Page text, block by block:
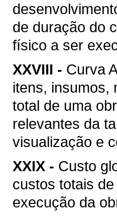
de duração do
físico a ser
XXVIII - Curva
itens, insumos,
total de uma
relevantes da
visualização e
XXIX - Custo
custos totais
execução da